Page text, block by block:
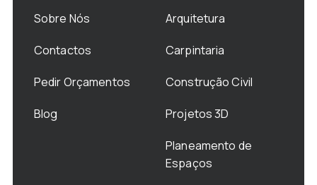
Sobre Nós
Contactos
Pedir Orçamentos
Blog
Arquitetura
Carpintaria
Construção Civil
Projetos 3D
Planeamento de
Espaços